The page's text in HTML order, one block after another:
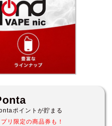
ポイントが貯まる
プリ限定の商品券も！